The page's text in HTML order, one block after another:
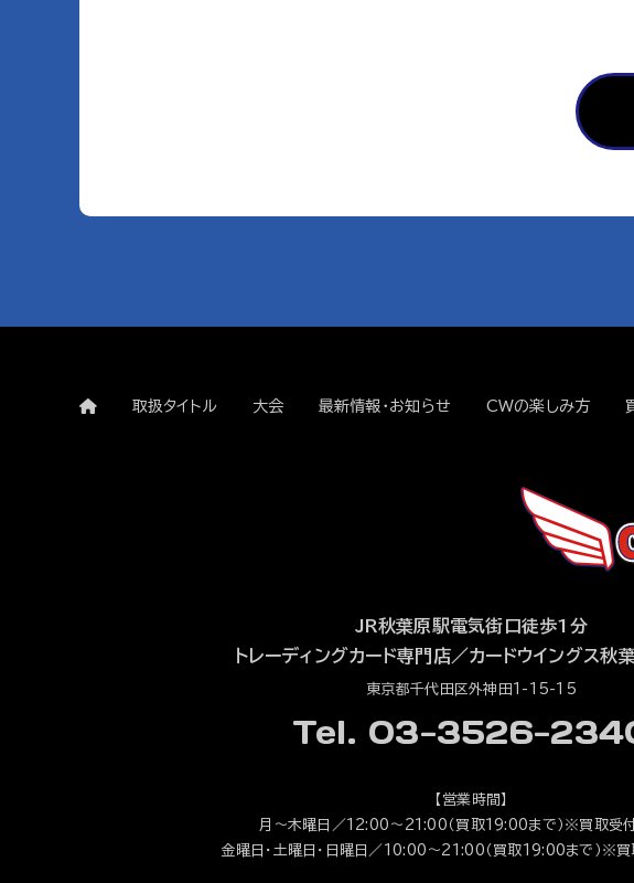
取扱タイトル 大会 最新情報・お知らせ CWの楽しみ方
JR秋葉原駅電気街口徒歩1分
トレーディングカード専門店／カードウイングス秋
東京都千代田区外神田1-15-15
Tel. 03-3526-
【営業時間】
月～木曜日／12:00～21:00（買取19:00まで）※買取受
金曜日・土曜日・日曜日／10:00～21:00（買取19:00まで）※